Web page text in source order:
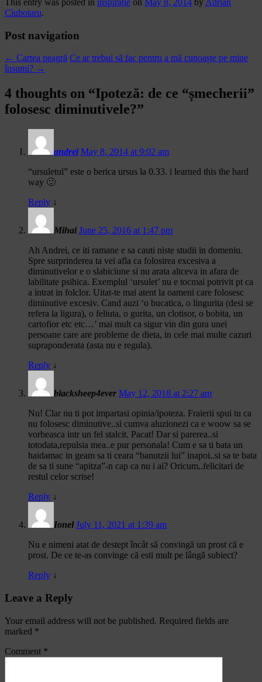
Ciubotaru.
Post navigation
← Cartea neagră Ce ar trebui să fac pentru a mă cunoaște pe mine
însumi? →
4 thoughts on “Ipoteză: de ce “șmecherii”
folosesc diminutivele?”
andrei May 8, 2014 at 9:02 am
“ursuletul” este o berica ursus la 0.33. i learned this the hard
way 🙂
Reply ↓
Mihai June 25, 2016 at 1:47 pm
Ah Andrei, ce iti ramane e sa cauti niste studii in domeniu.
Spre surprinderea ta vei afla ca folosirea excesiva a
diminutivelor e o slabiciune si nu arata altceva in afara de
labilitate psihica. Exemplul ‘ursulet’ nu e tocmai potrivit pt ca
a intrat in folclor. Uitat-te mai atent la oameni care folosesc
diminutive excesiv. Cand auzi ‘o bucatica, o lingurita (desi se
refera la ligura), o feliuta, o gurita, un clotisor, o bobita, un
cartofior etc etc…’ mai mult ca sigur vin din gura unei
persoane care are probleme de dieta, in cele mai multe cazuri
supraponderata (asta nu e regula).
Reply ↓
blacksheep4ever May 12, 2018 at 2:27 am
Nu! Clar nu ti pot impartasi opinia/ipoteza. Fraierii spui tu ca
nu folosesc diminutive..si cumva aluzionezi ca e woow sa se
vorbeasca intr un fel stalcit. Pacat! Dar si parerea..si
totodata,repulsia mea..e pur personala! Cum e sa ti bata un
haidamac in geam sa ti ceara “banutzii lui” inapoi..si sa te bata
de sa ti sune “apitza”-n cap ca nu i ai? Oricum..felicitari de
restul celor scrise!
Reply ↓
Ionel July 11, 2021 at 1:39 am
Nu e nimeni atat de destept încât să convingă un prost că e
prost. De ce te-as convinge că esti mult pe lângă subiect?
Reply ↓
Leave a Reply
Your email address will not be published. Required fields are
marked *
Comment *